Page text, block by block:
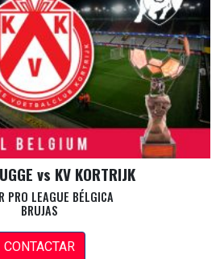
vs KV KORTRIJK
PRO LEAGUE BÉLGICA
BRUJAS
CONTACTAR